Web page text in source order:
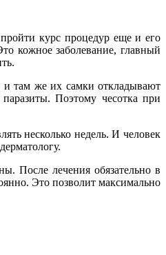
пройти курс процедур еще и его
кожное заболевание, главный
и там же их самки откладывают
Поэтому чесотка при
несколько недель. И человек
После лечения обязательно в
Это позволит максимально